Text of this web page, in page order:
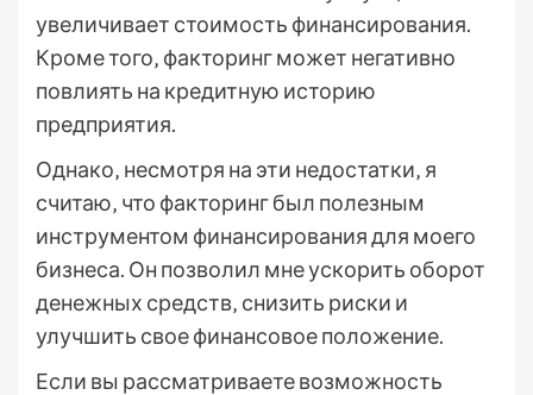
увеличивает стоимость финансирования.
Кроме того‚ факторинг может негативно
повлиять на кредитную историю
предприятия.
Однако‚ несмотря на эти недостатки‚ я
считаю‚ что факторинг был полезным
инструментом финансирования для моего
бизнеса. Он позволил мне ускорить оборот
денежных средств‚ снизить риски и
улучшить свое финансовое положение.
Если вы рассматриваете возможность